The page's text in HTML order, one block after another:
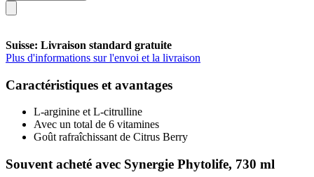
Suisse: Livraison standard gratuite
Plus d'informations sur l'envoi et la livraison
Caractéristiques et avantages
L-arginine et L-citrulline
Avec un total de 6 vitamines
Goût rafraîchissant de Citrus Berry
Souvent acheté avec Synergie Phytolife, 730 ml